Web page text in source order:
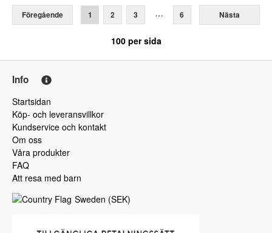
Föregående 1 2 3 … 6 Nästa
100 per sida
Info
Startsidan
Köp- och leveransvillkor
Kundservice och kontakt
Om oss
Våra produkter
FAQ
Att resa med barn
Sweden (SEK)